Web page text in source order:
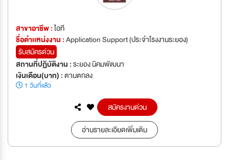
สาขาอาชีพ :ไอที
ชื่อตำเเหน่งงาน :Application Support (ประจำโรงงานระยอง)
รับสมัครด่วน
สถานที่ปฏิบัติงาน :ระยอง นิคมพัฒนา
เงินเดือน(บาท) :ตามตกลง
1 วันที่แล้ว
สมัครงานด่วน
อ่านรายละเอียดเพิ่มเติม